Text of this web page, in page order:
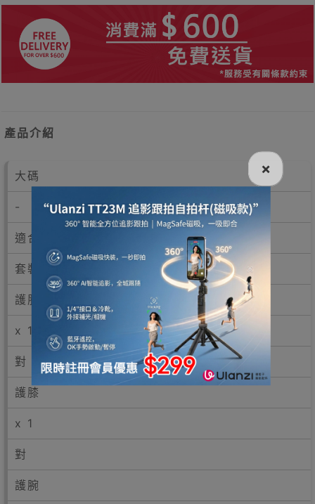
產品介紹
大碼
-
適合一般成年人
套裝包括：
護肘
x 1
對
護膝
x 1
對
護腕
×